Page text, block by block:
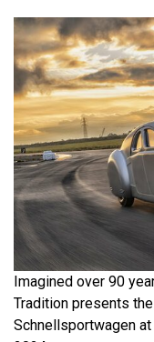
Imagined over 90
Tradition presents
Schnellsportwagen